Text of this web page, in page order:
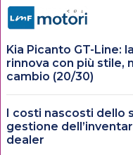
Kia Picanto GT-Line:
rinnova con più stile,
cambio (20/30)
I costi nascosti dello
gestione
dealer